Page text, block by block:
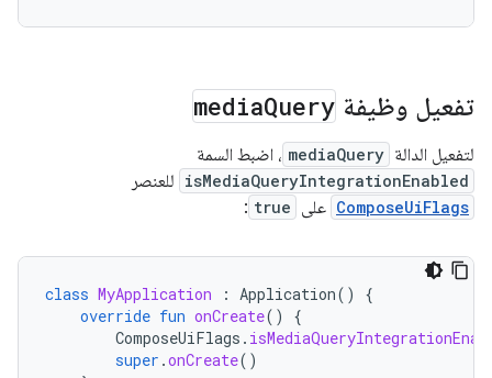
تفعيل وظيفة mediaQuery
لتفعيل الدالة mediaQuery ، اضبط السمة
isMediaQueryIntegrationEnabled للعنصر
ComposeUiFlags على true
:
class MyApplication : Application()
{
override fun onCreate()
{
ComposeUiFlags .
super .onCreate()